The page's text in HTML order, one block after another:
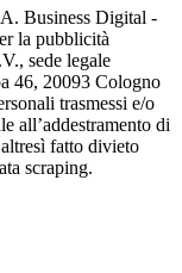
Business Digital -
la pubblicità
sede legale
46, 20093 Cologno
trasmessi e/o
all’addestramento di
fatto divieto
scraping.